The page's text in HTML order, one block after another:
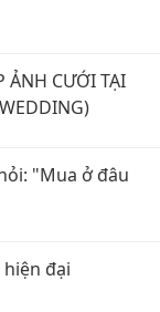
CƯỚI TẠI
"Mua ở đâu
đại